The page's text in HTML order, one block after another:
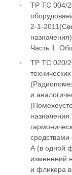
ТР ТС 004/
2-1-2011
Часть 1.
ТР ТС 020/
и
А (в одной
изменений
и фликера в